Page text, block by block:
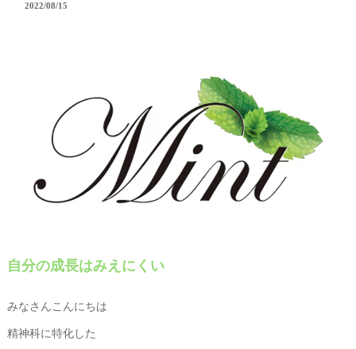
2022/08/15
自分の成長はみえにくい
みなさんこんにちは
精神科に特化した